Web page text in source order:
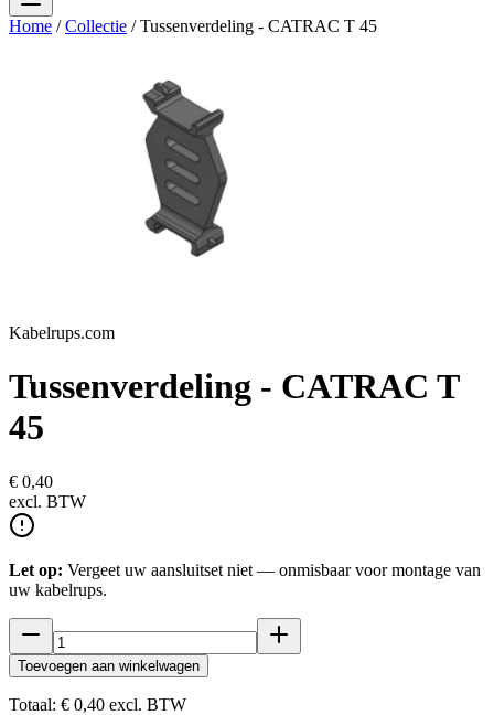
Home / Collectie / Tussenverdeling - CATRAC T 45
Kabelrups.com
Tussenverdeling - CATRAC T
45
€ 0,40
excl. BTW
Let op: Vergeet uw aansluitset niet — onmisbaar voor montage van
uw kabelrups.
Toevoegen aan winkelwagen
Totaal: € 0,40 excl. BTW